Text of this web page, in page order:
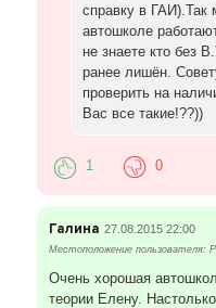
справку в
автошколе
не знаете кто без
ранее лишён.
проверить на
Вас все такие!??))
1 0
Галина 27.08.2015 22:00
Местоположение пользователя:
Очень хорошая
теории Елену.